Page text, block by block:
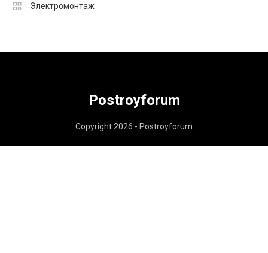
Электромонтаж
Postroyforum
Copyright 2026 - Postroyforum